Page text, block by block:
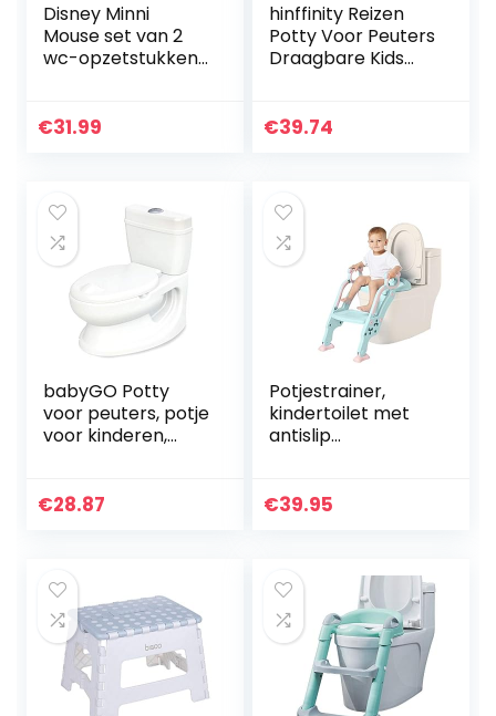
Disney Minni
Mouse set van 2
wc-opzetstukken
van KiNDERWELT
€31.99
hinffinity Reizen
Potty Voor Peuters
Draagbare Kids
Toilet Seat Voor
€39.74
babyGO Potty
voor peuters, potje
voor kinderen,
spoelgeluid, ideaal
€28.87
Potjestrainer,
kindertoilet met
antislip
potjestraining,
€39.95